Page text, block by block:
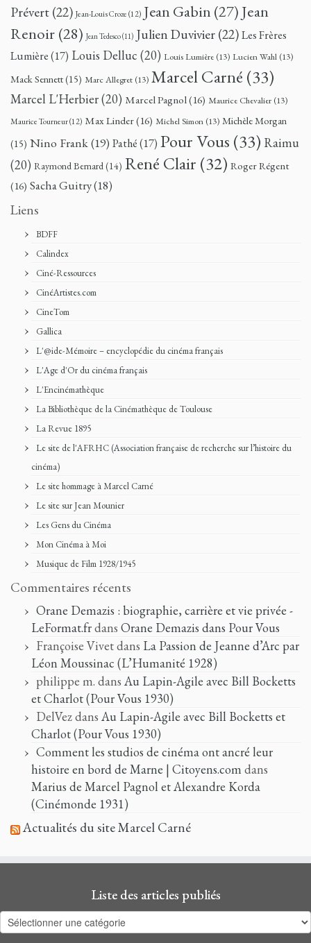
Prévert(22) Jean-Louis Croze (12) Jean Gabin (27) Jean
Renoir (28) Jean Tedesco(11) Julien Duvivier(22)Les Frères
Lumière(17) Louis Delluc (20) Louis Lumière (13) Lucien Wahl (13)
Mack Sennett(15) Marc Allegret (13) Marcel Carné (33)
Marcel L'Herbier(20) Marcel Pagnol(16) Maurice Chevalier (13)
Maurice Tourneur(12) Max Linder(16) Michel Simon (13) Michèle Morgan
(15) Nino Frank(19) Pathé(17) Pour Vous (33) Raimu
(20) Raymond Bernard(14) René Clair (32) Roger Régent
(16) Sacha Guitry(18)
Liens
BDFF
Calindex
Ciné-Ressources
CinéArtistes.com
CineTom
Gallica
L'@ide-Mémoire – encyclopédie du cinéma français
L'Age d'Or du cinéma français
L'Encinémathèque
La Bibliothèque de la Cinémathèque de Toulouse
La Revue 1895
Le site de l'AFRHC (Association française de recherche sur l’histoire du
cinéma)
Le site hommage à Marcel Carné
Le site sur Jean Mounier
Les Gens du Cinéma
Mon Cinéma à Moi
Musique de Film 1928/1945
Commentaires récents
Orane Demazis : biographie, carrière et vie privée -
LeFormat.frdans Orane Demazis dans Pour Vous
Françoise Vivetdans La Passion de Jeanne d’Arc par
Léon Moussinac (L’Humanité 1928)
philippe m. dans Au Lapin-Agile avec Bill Bocketts
et Charlot (Pour Vous 1930)
DelVezdans Au Lapin-Agile avec Bill Bocketts et
Charlot (Pour Vous 1930)
Comment les studios de cinéma ont ancré leur
histoire en bord de Marne | Citoyens.comdans
Marius de Marcel Pagnol et Alexandre Korda
(Cinémonde 1931)
Actualités du site Marcel Carné
Liste des articles publiés
Liste
des